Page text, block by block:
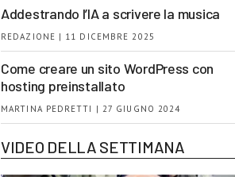
Addestrando l’IA a scrivere la musica
REDAZIONE | 11 DICEMBRE 2025
Come creare un sito WordPress con
hosting preinstallato
MARTINA PEDRETTI | 27 GIUGNO 2024
VIDEO DELLA SETTIMANA